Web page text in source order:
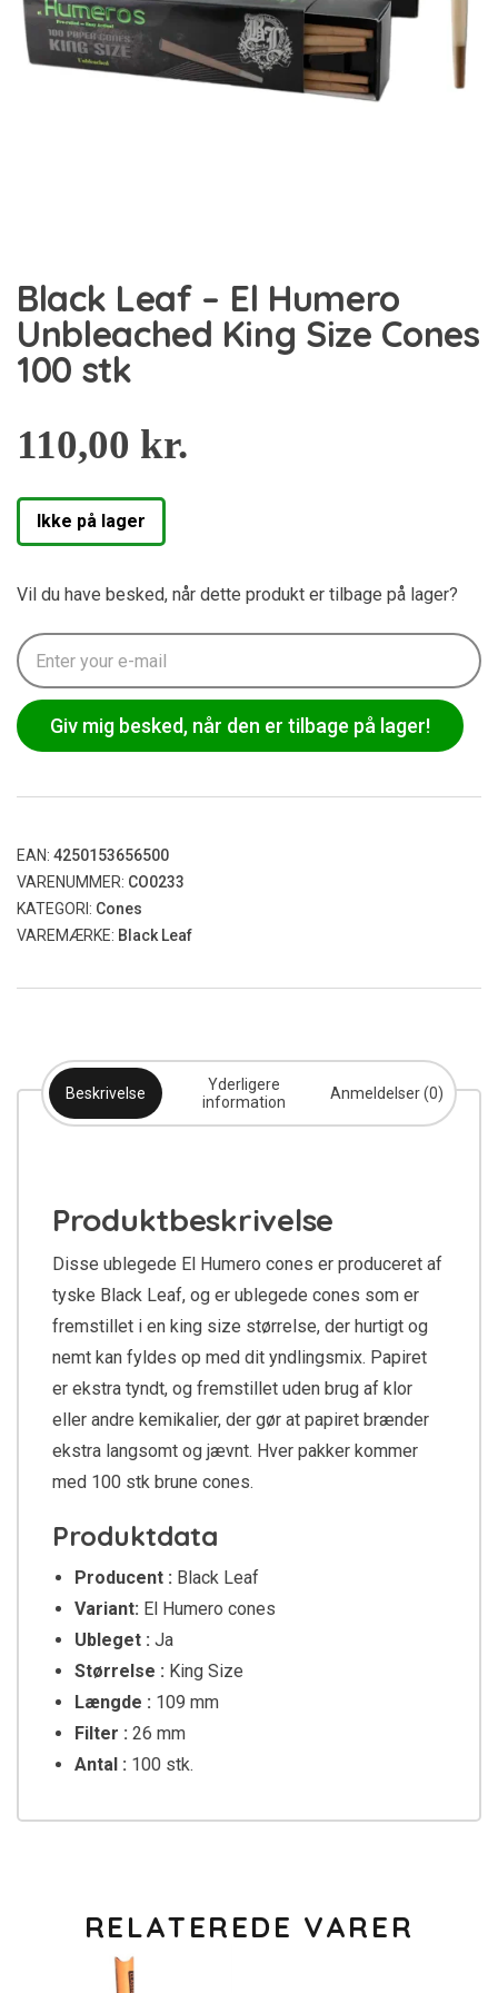
Black Leaf – El Humero
Unbleached King Size Cones
100 stk
110,00 kr.
Ikke på lager
Vil du have besked, når dette produkt er tilbage på lager?
Giv mig besked, når den er tilbage på lager!
EAN: 4250153656500
VARENUMMER: CO0233
KATEGORI: Cones
VAREMÆRKE: Black Leaf
Beskrivelse
Yderligere
information
Anmeldelser (0)
Produktbeskrivelse
Disse ublegede El Humero cones er produceret af
tyske Black Leaf, og er ublegede cones som er
fremstillet i en king size størrelse, der hurtigt og
nemt kan fyldes op med dit yndlingsmix. Papiret
er ekstra tyndt, og fremstillet uden brug af klor
eller andre kemikalier, der gør at papiret brænder
ekstra langsomt og jævnt. Hver pakker kommer
med 100 stk brune cones.
Produktdata
Producent : Black Leaf
Variant: El Humero cones
Ubleget : Ja
Størrelse : King Size
Længde : 109 mm
Filter : 26 mm
Antal : 100 stk.
RELATEREDE VARER